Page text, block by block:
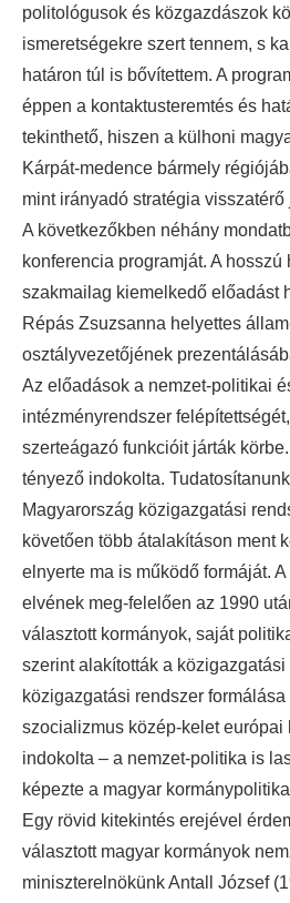
politológusok és közgazdászok
ismeretségekre szert tennem, s
határon túl is bővítettem. A
éppen a kontaktusteremtés és
tekinthető, hiszen a külhoni
Kárpát-medence bármely
mint irányadó stratégia visszatérő
A következőkben néhány
konferencia programját. A hosszú
szakmailag kiemelkedő előadást
Répás Zsuzsanna helyettes
osztályvezetőjének
Az előadások a nemzet-politikai
intézményrendszer
szerteágazó funkcióit járták
tényező indokolta.
Magyarország közigazgatási
követően több átalakításon ment
elnyerte ma is működő formáját.
elvének meg-felelően az 1990
választott kormányok, saját
szerint alakították a közigazgatási
közigazgatási rendszer formálása
szocializmus közép-kelet európai
indokolta – a nemzet-politika is
képezte a magyar
Egy rövid kitekintés erejével
választott magyar kormányok
miniszterelnökünk Antall József